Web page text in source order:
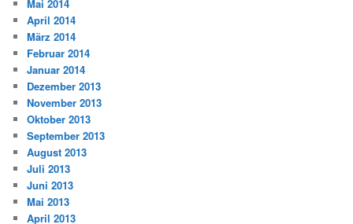
Mai 2014
April 2014
März 2014
Februar 2014
Januar 2014
Dezember 2013
November 2013
Oktober 2013
September 2013
August 2013
Juli 2013
Juni 2013
Mai 2013
April 2013